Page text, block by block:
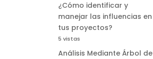
¿Cómo identificar y
manejar las influencias en
tus proyectos?
5 vistas
Análisis Mediante Árbol de